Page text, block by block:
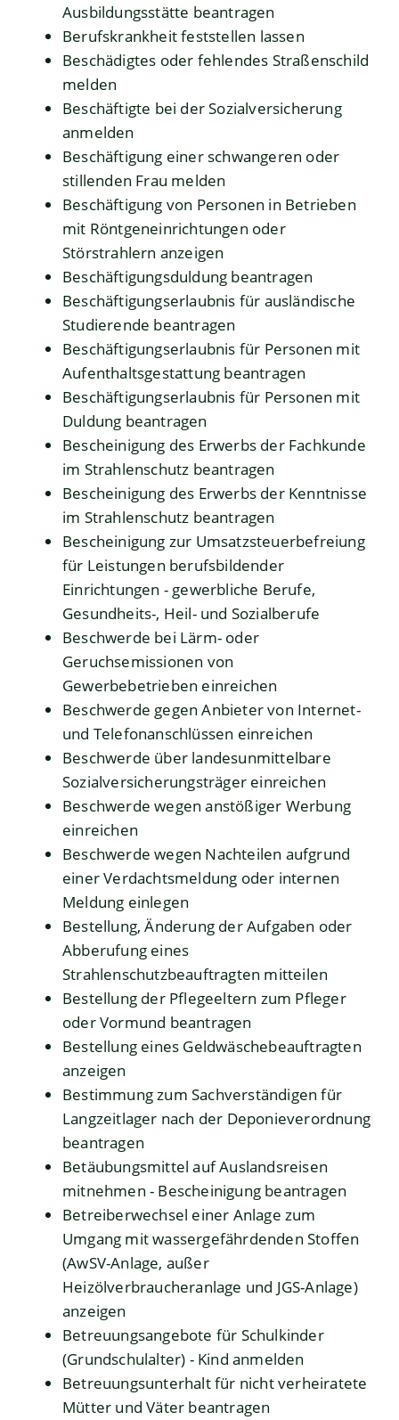
Ausbildungsstätte beantragen
Berufskrankheit feststellen lassen
Beschädigtes oder fehlendes Straßenschild
melden
Beschäftigte bei der Sozialversicherung
anmelden
Beschäftigung einer schwangeren oder
stillenden Frau melden
Beschäftigung von Personen in Betrieben
mit Röntgeneinrichtungen oder
Störstrahlern anzeigen
Beschäftigungsduldung beantragen
Beschäftigungserlaubnis für ausländische
Studierende beantragen
Beschäftigungserlaubnis für Personen mit
Aufenthaltsgestattung beantragen
Beschäftigungserlaubnis für Personen mit
Duldung beantragen
Bescheinigung des Erwerbs der Fachkunde
im Strahlenschutz beantragen
Bescheinigung des Erwerbs der Kenntnisse
im Strahlenschutz beantragen
Bescheinigung zur Umsatzsteuerbefreiung
für Leistungen berufsbildender
Einrichtungen - gewerbliche Berufe,
Gesundheits-, Heil- und Sozialberufe
Beschwerde bei Lärm- oder
Geruchsemissionen von
Gewerbebetrieben einreichen
Beschwerde gegen Anbieter von Internet-
und Telefonanschlüssen einreichen
Beschwerde über landesunmittelbare
Sozialversicherungsträger einreichen
Beschwerde wegen anstößiger Werbung
einreichen
Beschwerde wegen Nachteilen aufgrund
einer Verdachtsmeldung oder internen
Meldung einlegen
Bestellung, Änderung der Aufgaben oder
Abberufung eines
Strahlenschutzbeauftragten mitteilen
Bestellung der Pflegeeltern zum Pfleger
oder Vormund beantragen
Bestellung eines Geldwäschebeauftragten
anzeigen
Bestimmung zum Sachverständigen für
Langzeitlager nach der Deponieverordnung
beantragen
Betäubungsmittel auf Auslandsreisen
mitnehmen - Bescheinigung beantragen
Betreiberwechsel einer Anlage zum
Umgang mit wassergefährdenden Stoffen
(AwSV-Anlage, außer
Heizölverbraucheranlage und JGS-Anlage)
anzeigen
Betreuungsangebote für Schulkinder
(Grundschulalter) - Kind anmelden
Betreuungsunterhalt für nicht verheiratete
Mütter und Väter beantragen